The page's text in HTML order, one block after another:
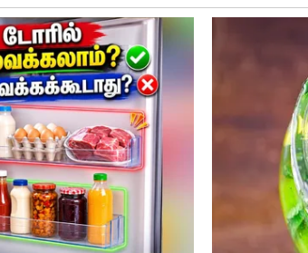
முக்கிய பங்காற்றி வருகிறது.
ஒன்றிய அரசு அதிக
தமிழ்நாடு வழக்கம்
திட்டங்களை வாழங்க வேண்டும்.
வகையில் நாட்டின்
தமிழை இந்திக்கு இணையான
அறிவிக்க வேண்டும்.
கொடுப்போம், உறவுக்கு கை
ஜிஎஸ்டி இழப்பீட்டு தொகையை உடனே